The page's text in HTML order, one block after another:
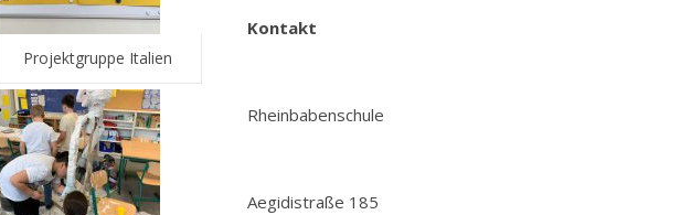
Projektgruppe Italien
Kontakt
Rheinbabenschule
Aegidistraße 185